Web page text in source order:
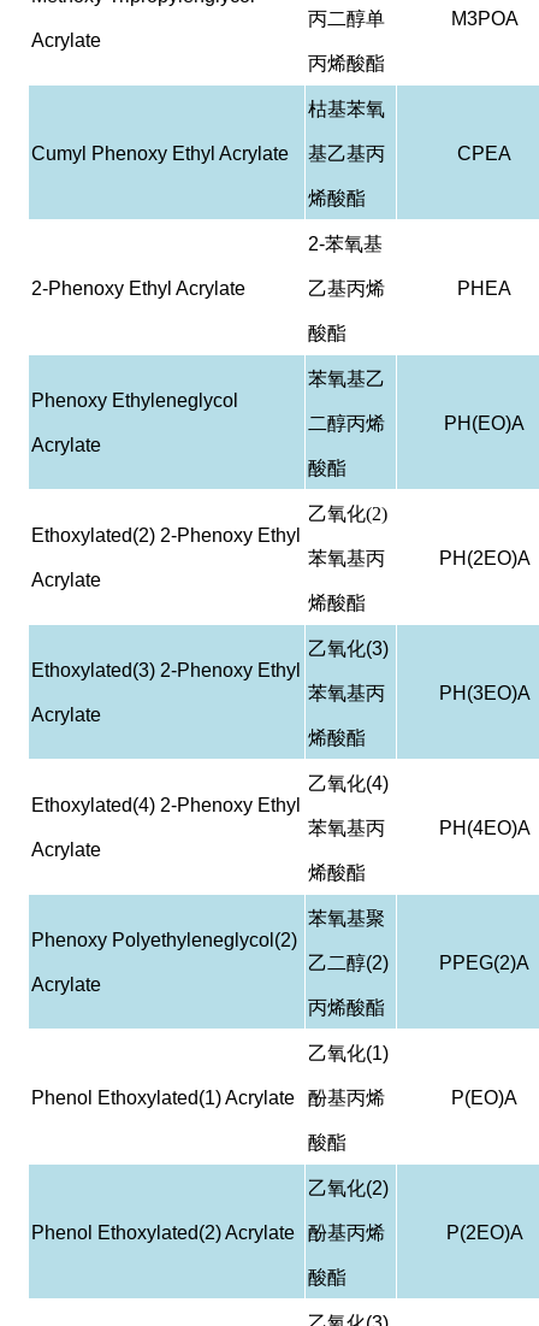
Acrylate
丙二醇单
丙烯酸酯
M3POA
Cumyl Phenoxy Ethyl Acrylate
枯基苯氧
基乙基丙
烯酸酯
CPEA
2-Phenoxy Ethyl Acrylate
2-苯氧基
乙基丙烯
酸酯
PHEA
Phenoxy Ethyleneglycol
Acrylate
苯氧基乙
二醇丙烯
酸酯
PH(EO)A
Ethoxylated(2) 2-Phenoxy Ethyl
Acrylate
乙氧化(2)
苯氧基丙
烯酸酯
PH(2EO)A
Ethoxylated(3) 2-Phenoxy Ethyl
Acrylate
乙氧化(3)
苯氧基丙
烯酸酯
PH(3EO)A
Ethoxylated(4) 2-Phenoxy Ethyl
Acrylate
乙氧化(4)
苯氧基丙
烯酸酯
PH(4EO)A
Phenoxy Polyethyleneglycol(2)
Acrylate
苯氧基聚
乙二醇(2)
丙烯酸酯
PPEG(2)A
Phenol Ethoxylated(1) Acrylate
乙氧化(1)
酚基丙烯
酸酯
P(EO)A
Phenol Ethoxylated(2) Acrylate
乙氧化(2)
酚基丙烯
酸酯
P(2EO)A